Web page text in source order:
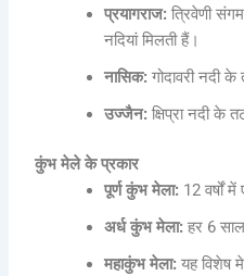
प्रयागराज: त्रिवेणी
नदियां मिलती हैं।
नासिक: गोदावरी नदी
उज्जैन: क्षिप्रा नदी के
कुंभ मेले के प्रकार
पूर्ण कुंभ मेला: 12 वर्षों
अर्ध कुंभ मेला: हर 6
महाकुंभ मेला: यह विशेष